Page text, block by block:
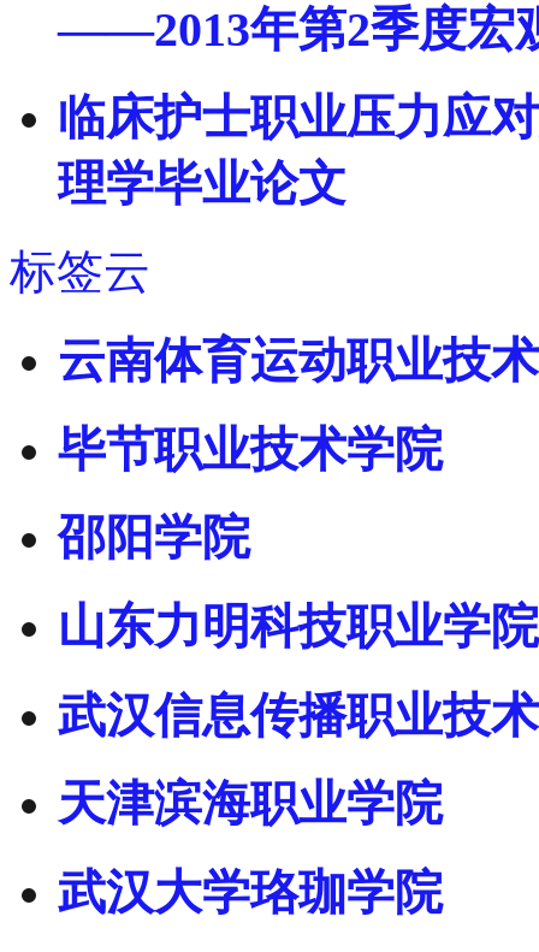
――2013年第2季度宏
临床护士职业压力应
理学毕业论文
标签云
云南体育运动职业技
毕节职业技术学院
邵阳学院
山东力明科技职业学院
武汉信息传播职业技
天津滨海职业学院
武汉大学珞珈学院